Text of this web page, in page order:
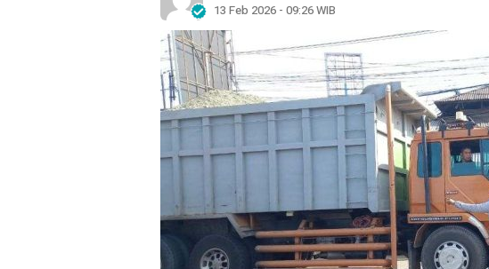
13 Feb 2026 - 09:26 WIB